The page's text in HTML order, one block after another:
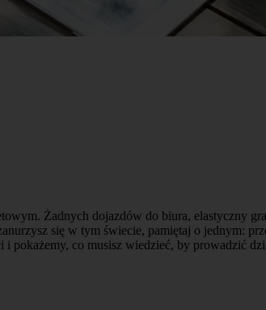
Żadnych dojazdów do biura, elastyczny
się w tym świecie, pamiętaj o jednym:
co musisz wiedzieć, by prowadzić